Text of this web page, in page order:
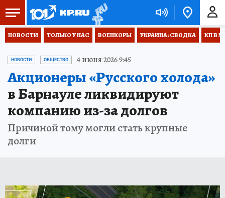
НОВОСТИ ТОЛЬКО У НАС ВОЕНКОРЫ УКРАИНА: СВОДКА КП В
НОВОСТИ ОБЩЕСТВО 4 июня 2026 9:45
Акционеры «Русского холода»
в Барнауле ликвидируют
компанию из-за долгов
Причиной тому могли стать крупные
долги